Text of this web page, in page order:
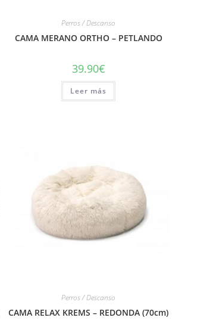
Perros / Descanso
CAMA MERANO ORTHO – PETLANDO
39.90€
Leer más
Perros / Descanso
CAMA RELAX KREMS – REDONDA (70cm)